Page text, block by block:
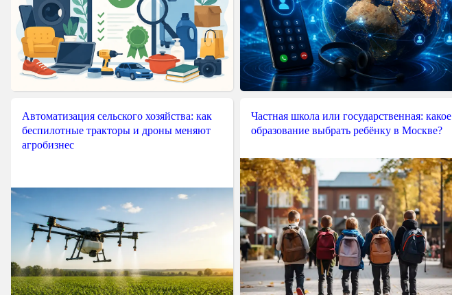
Автоматизация сельского хозяйства: как
беспилотные тракторы и дроны меняют
агробизнес
Частная школа или государственная: какое
образование выбрать ребёнку в Москве?